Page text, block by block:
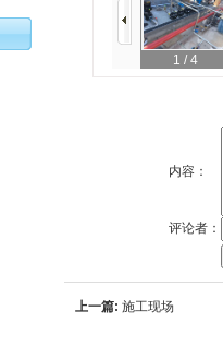
1 / 4
内容：
评论者：
上一篇: 施工现场